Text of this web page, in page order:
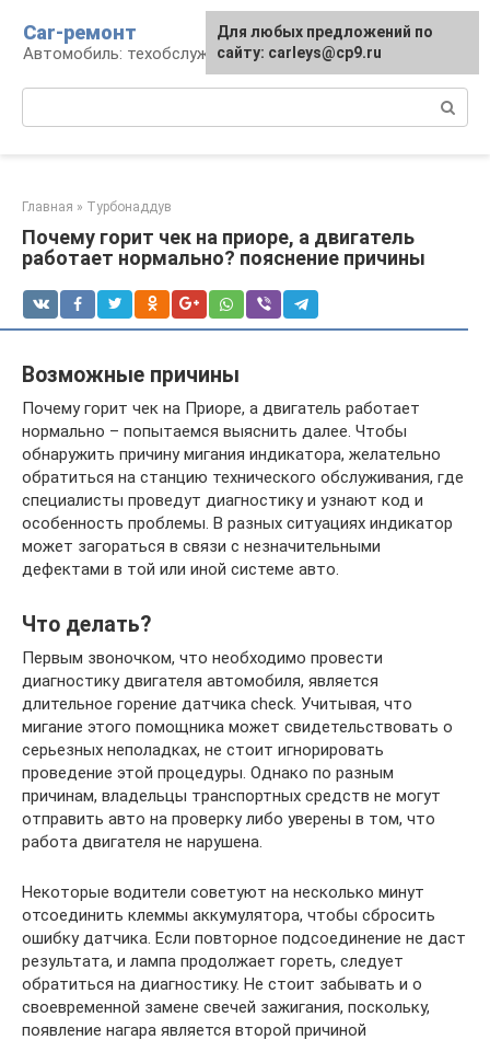
контенту
Car-ремонт
Автомобиль: техобслуживание и ремонт
Главная » Турбонаддув
Почему горит чек на приоре, а двигатель
работает нормально? пояснение причины
Возможные причины
Почему горит чек на Приоре, а двигатель работает
нормально – попытаемся выяснить далее. Чтобы
обнаружить причину мигания индикатора, желательно
обратиться на станцию технического обслуживания, где
специалисты проведут диагностику и узнают код и
особенность проблемы. В разных ситуациях индикатор
может загораться в связи с незначительными
дефектами в той или иной системе авто.
Что делать?
Первым звоночком, что необходимо провести
диагностику двигателя автомобиля, является
длительное горение датчика check. Учитывая, что
мигание этого помощника может свидетельствовать о
серьезных неполадках, не стоит игнорировать
проведение этой процедуры. Однако по разным
причинам, владельцы транспортных средств не могут
отправить авто на проверку либо уверены в том, что
работа двигателя не нарушена.
Некоторые водители советуют на несколько минут
отсоединить клеммы аккумулятора, чтобы сбросить
ошибку датчика. Если повторное подсоединение не даст
результата, и лампа продолжает гореть, следует
обратиться на диагностику. Не стоит забывать и о
своевременной замене свечей зажигания, поскольку,
появление нагара является второй причиной
Для любых предложений по
сайту: carleys@cp9.ru